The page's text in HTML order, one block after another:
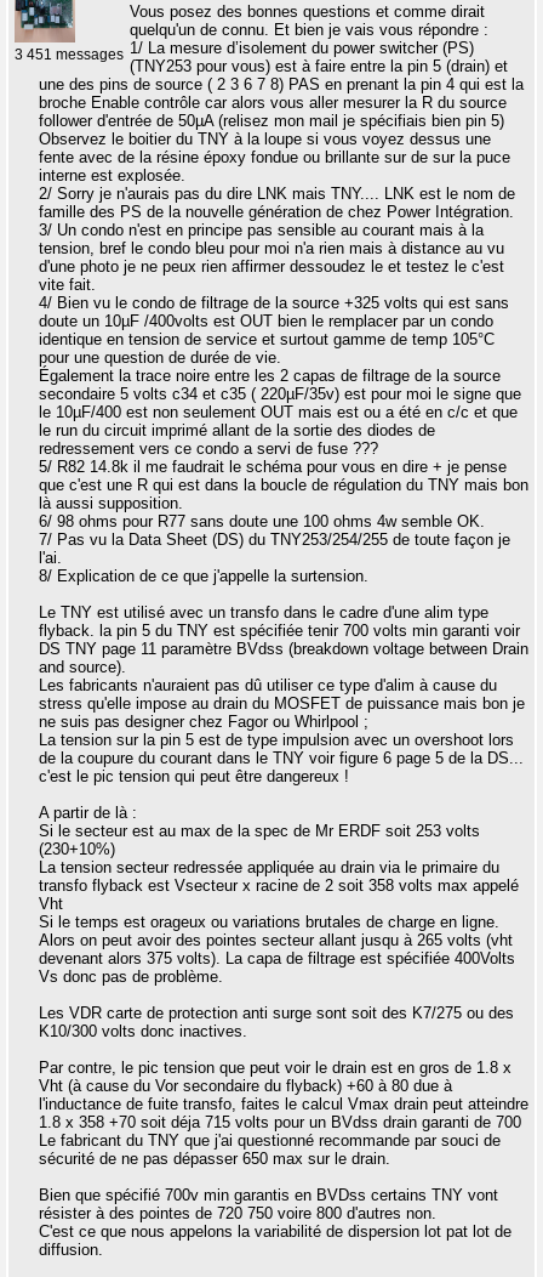
3 451 messages
Vous posez des bonnes questions et comme dirait
quelqu'un de connu. Et bien je vais vous répondre :
1/ La mesure d’isolement du power switcher (PS)
(TNY253 pour vous) est à faire entre la pin 5 (drain) et
une des pins de source ( 2 3 6 7 8) PAS en prenant la pin 4 qui est la
broche Enable contrôle car alors vous aller mesurer la R du source
follower d'entrée de 50µA (relisez mon mail je spécifiais bien pin 5)
Observez le boitier du TNY à la loupe si vous voyez dessus une
fente avec de la résine époxy fondue ou brillante sur de sur la puce
interne est explosée.
2/ Sorry je n'aurais pas du dire LNK mais TNY.... LNK est le nom de
famille des PS de la nouvelle génération de chez Power Intégration.
3/ Un condo n'est en principe pas sensible au courant mais à la
tension, bref le condo bleu pour moi n'a rien mais à distance au vu
d'une photo je ne peux rien affirmer dessoudez le et testez le c'est
vite fait.
4/ Bien vu le condo de filtrage de la source +325 volts qui est sans
doute un 10µF /400volts est OUT bien le remplacer par un condo
identique en tension de service et surtout gamme de temp 105°C
pour une question de durée de vie.
Également la trace noire entre les 2 capas de filtrage de la source
secondaire 5 volts c34 et c35 ( 220µF/35v) est pour moi le signe que
le 10µF/400 est non seulement OUT mais est ou a été en c/c et que
le run du circuit imprimé allant de la sortie des diodes de
redressement vers ce condo a servi de fuse ???
5/ R82 14.8k il me faudrait le schéma pour vous en dire + je pense
que c'est une R qui est dans la boucle de régulation du TNY mais bon
là aussi supposition.
6/ 98 ohms pour R77 sans doute une 100 ohms 4w semble OK.
7/ Pas vu la Data Sheet (DS) du TNY253/254/255 de toute façon je
l'ai.
8/ Explication de ce que j'appelle la surtension.
Le TNY est utilisé avec un transfo dans le cadre d'une alim type
flyback. la pin 5 du TNY est spécifiée tenir 700 volts min garanti voir
DS TNY page 11 paramètre BVdss (breakdown voltage between Drain
and source).
Les fabricants n'auraient pas dû utiliser ce type d'alim à cause du
stress qu'elle impose au drain du MOSFET de puissance mais bon je
ne suis pas designer chez Fagor ou Whirlpool ;
La tension sur la pin 5 est de type impulsion avec un overshoot lors
de la coupure du courant dans le TNY voir figure 6 page 5 de la DS...
c'est le pic tension qui peut être dangereux !
A partir de là :
Si le secteur est au max de la spec de Mr ERDF soit 253 volts
(230+10%)
La tension secteur redressée appliquée au drain via le primaire du
transfo flyback est Vsecteur x racine de 2 soit 358 volts max appelé
Vht
Si le temps est orageux ou variations brutales de charge en ligne.
Alors on peut avoir des pointes secteur allant jusqu à 265 volts (vht
devenant alors 375 volts). La capa de filtrage est spécifiée 400Volts
Vs donc pas de problème.
Les VDR carte de protection anti surge sont soit des K7/275 ou des
K10/300 volts donc inactives.
Par contre, le pic tension que peut voir le drain est en gros de 1.8 x
Vht (à cause du Vor secondaire du flyback) +60 à 80 due à
l'inductance de fuite transfo, faites le calcul Vmax drain peut atteindre
1.8 x 358 +70 soit déja 715 volts pour un BVdss drain garanti de 700
Le fabricant du TNY que j'ai questionné recommande par souci de
sécurité de ne pas dépasser 650 max sur le drain.
Bien que spécifié 700v min garantis en BVDss certains TNY vont
résister à des pointes de 720 750 voire 800 d'autres non.
C'est ce que nous appelons la variabilité de dispersion lot pat lot de
diffusion.